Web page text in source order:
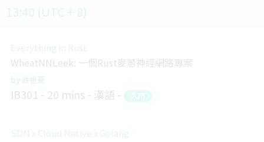
Everything in Rust
WheatNNLeek: 一個Rust麥蔥神經網路專案
許世豪
IB301 20 mins 漢語 入門
SDN x Cloud Native x Golang